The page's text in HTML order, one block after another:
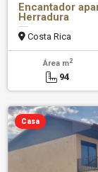
Encantador
Herradura
Costa Rica
Área m2
94
Casa